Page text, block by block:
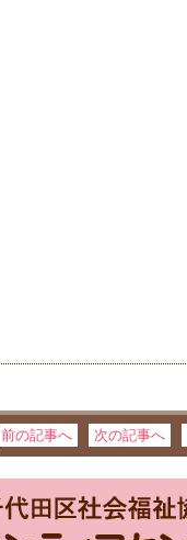
前の記事へ 次の記事へ